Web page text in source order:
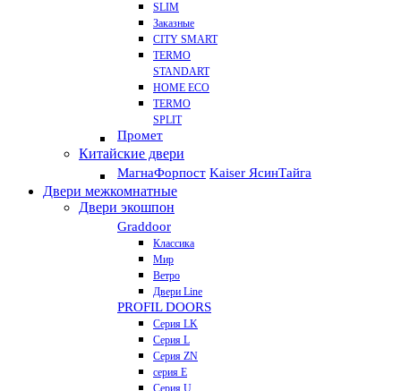
SLIM
Заказные
CITY SMART
TERMO
STANDART
HOME ECO
ТЕRМО
SPLIT
Промет
Китайские двери
МагнаФорпост Kaiser ЯсинТайга
Двери межкомнатные
Двери экошпон
Graddoor
Классика
Мир
Ветро
Двери Line
PROFIL DOORS
Серия LK
Серия L
Серия ZN
серия E
Серия U